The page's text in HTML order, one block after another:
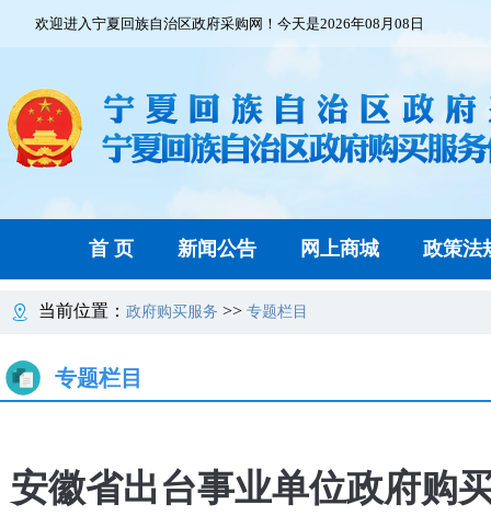
欢迎进入宁夏回族自治区政府采购网！今天是2026年08月08日
首 页 新闻公告 网上商城 政策法
当前位置： 政府购买服务 >> 专题栏目
专题栏目
安徽省出台事业单位政府购